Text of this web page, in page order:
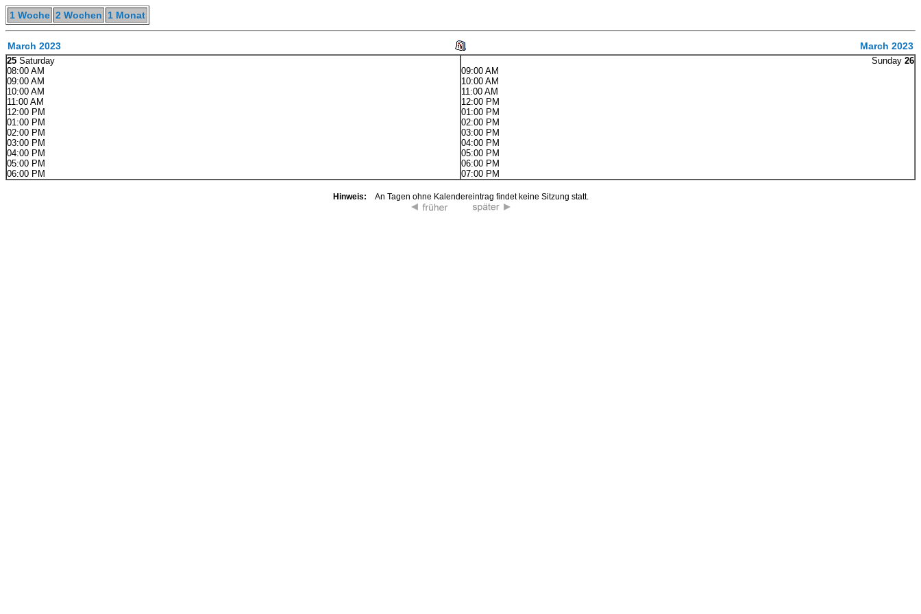
1 Woche 2 Wochen 1 Monat
March 2023 March 2023
25 Saturday
08:00 AM
09:00 AM
10:00 AM
11:00 AM
12:00 PM
01:00 PM
02:00 PM
03:00 PM
04:00 PM
05:00 PM
06:00 PM
Sunday 26
09:00 AM
10:00 AM
11:00 AM
12:00 PM
01:00 PM
02:00 PM
03:00 PM
04:00 PM
05:00 PM
06:00 PM
07:00 PM
Hinweis: An Tagen ohne Kalendereintrag findet keine Sitzung statt.